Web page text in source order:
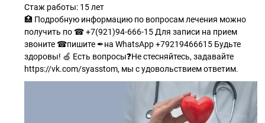
Стаж работы: 15 лет
🏥 Подробную информацию по вопросам лечения можно
получить по ☎ +7(921)94-666-15 Для записи на прием
звоните ☎пишите ✒на WhatsApp +79219466615 Будьте
здоровы! 🍏 Есть вопросы❓Не стесняйтесь, задавайте
https://vk.com/syasstom, мы с удовольствием ответим.